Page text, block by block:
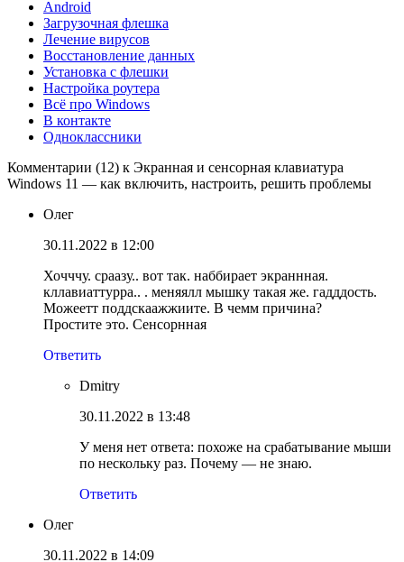
Android
Загрузочная флешка
Лечение вирусов
Восстановление данных
Установка с флешки
Настройка роутера
Всё про Windows
В контакте
Одноклассники
Комментарии (12) к Экранная и сенсорная клавиатура
Windows 11 — как включить, настроить, решить проблемы
Олег
30.11.2022 в 12:00
Хочччу. сраазу.. вот так. наббирает экраннная.
кллавиаттурра.. . меняялл мышку такая же. гадддость.
Можеетт поддскаажжиите. В чемм причина?
Простите это. Сенсорнная
Ответить
Dmitry
30.11.2022 в 13:48
У меня нет ответа: похоже на срабатывание мыши
по нескольку раз. Почему — не знаю.
Ответить
Олег
30.11.2022 в 14:09